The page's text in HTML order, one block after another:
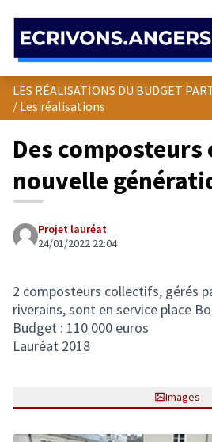
/ Les réalisations
Des
nouvelle
Projet lauréat
24/01/2022 22:04
2 composteurs collectifs, gérés
riverains, sont en service place
Budget : 110 000 euros
Lauréat 2018
Images